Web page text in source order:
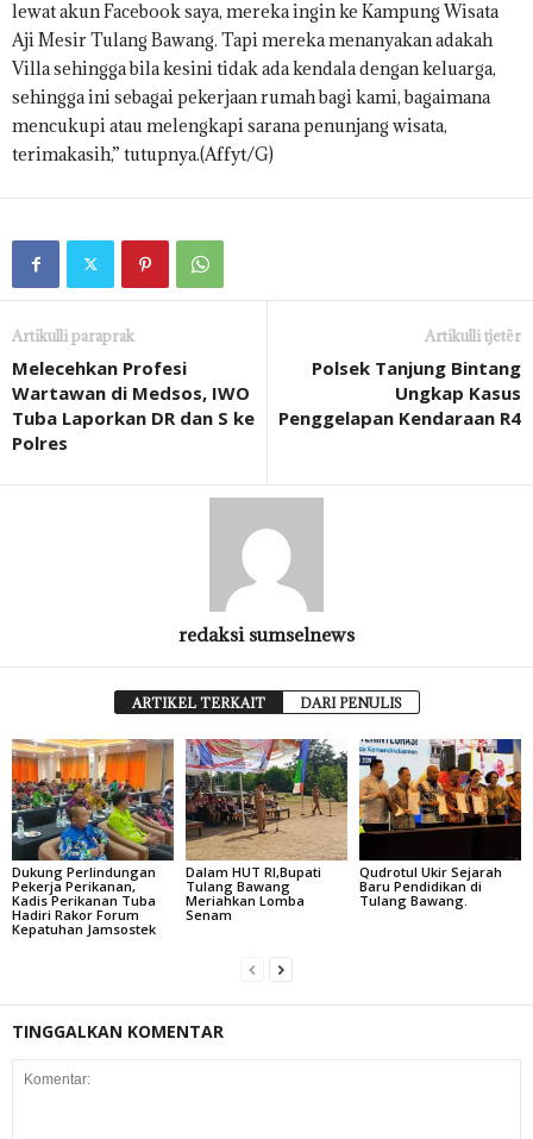
lewat akun Facebook saya, mereka ingin ke Kampung Wisata
Aji Mesir Tulang Bawang. Tapi mereka menanyakan adakah
Villa sehingga bila kesini tidak ada kendala dengan keluarga,
sehingga ini sebagai pekerjaan rumah bagi kami, bagaimana
mencukupi atau melengkapi sarana penunjang wisata,
terimakasih,” tutupnya.(Affyt/G)
Artikulli paraprak
Melecehkan Profesi
Wartawan di Medsos, IWO
Tuba Laporkan DR dan S ke
Polres
Artikulli tjetër
Polsek Tanjung Bintang
Ungkap Kasus
Penggelapan Kendaraan R4
redaksi sumselnews
ARTIKEL TERKAIT DARI PENULIS
Dukung Perlindungan
Pekerja Perikanan,
Kadis Perikanan Tuba
Hadiri Rakor Forum
Kepatuhan Jamsostek
Dalam HUT RI,Bupati
Tulang Bawang
Meriahkan Lomba
Senam
Qudrotul Ukir Sejarah
Baru Pendidikan di
Tulang Bawang.
TINGGALKAN KOMENTAR